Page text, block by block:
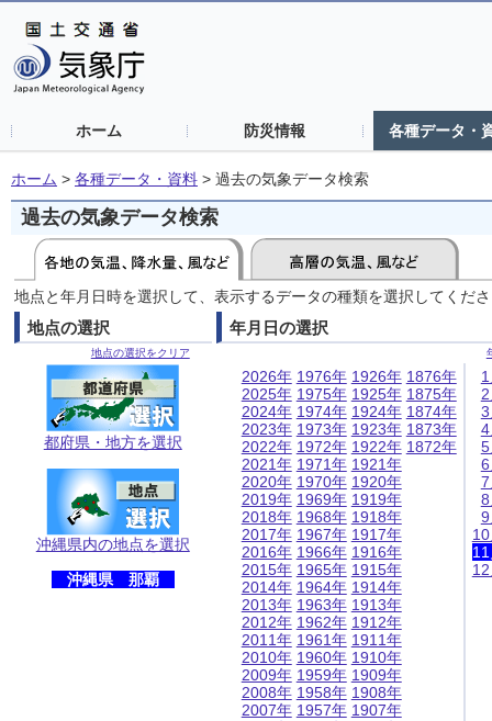
ホーム 防災情報 各種データ・
ホーム > 各種データ・資料 > 過去の気象データ検索
過去の気象データ検索
地点と年月日時を選択して、表示するデータの種類を選択してくだ
地点の選択
地点の選択をクリア
都府県・地方を選択
沖縄県内の地点を選択
沖縄県 那覇
年月日の選択
2026年
2025年
2024年
2023年
2022年
2021年
2020年
2019年
2018年
2017年
2016年
2015年
2014年
2013年
2012年
2011年
2010年
2009年
2008年
2007年
1976年
1975年
1974年
1973年
1972年
1971年
1970年
1969年
1968年
1967年
1966年
1965年
1964年
1963年
1962年
1961年
1960年
1959年
1958年
1957年
1926年
1925年
1924年
1923年
1922年
1921年
1920年
1919年
1918年
1917年
1916年
1915年
1914年
1913年
1912年
1911年
1910年
1909年
1908年
1907年
1876年
1875年
1874年
1873年
1872年